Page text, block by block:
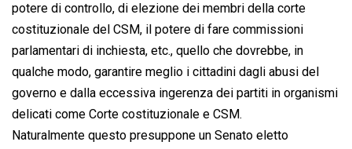
potere di controllo, di elezione dei membri della corte
costituzionale del CSM, il potere di fare commissioni
parlamentari di inchiesta, etc., quello che dovrebbe, in
qualche modo, garantire meglio i cittadini dagli abusi del
governo e dalla eccessiva ingerenza dei partiti in organismi
delicati come Corte costituzionale e CSM.
Naturalmente questo presuppone un Senato eletto